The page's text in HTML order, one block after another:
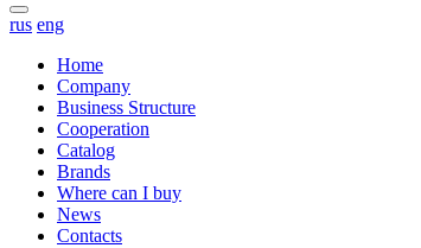
rus eng
Home
Company
Business Structure
Cooperation
Catalog
Brands
Where can I buy
News
Contacts